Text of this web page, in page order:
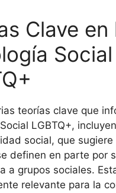
Clave en
Social
teorías clave que
LGBTQ+,
social, que sugiere
definen en parte por
a grupos sociales.
relevante para la